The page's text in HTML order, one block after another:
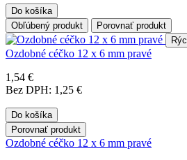
Do košíka
Obľúbený produkt
Porovnať produkt
Ozdobné céčko 12 x 6 mm pravé
1,54 €
Bez DPH: 1,25 €
Do košíka
Porovnať produkt
Ozdobné céčko 12 x 6 mm pravé